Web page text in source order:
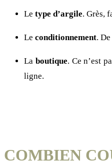
Le type d’argile. Grès,
Le conditionnement.
La boutique. Ce n’est
ligne.
COMBIEN